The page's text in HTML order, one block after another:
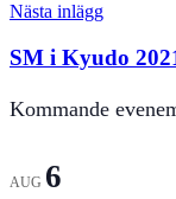
Nästa inlägg
SM i Kyudo
Kommande
AUG 6